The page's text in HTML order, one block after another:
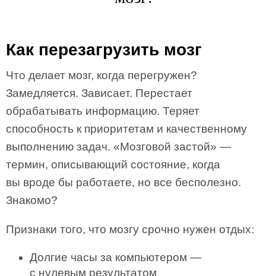
Как перезагрузить мозг
Что делает мозг, когда перегружен?
Замедляется. Зависает. Перестает
обрабатывать информацию. Теряет
способность к приоритетам и качественному
выполнению задач. «Мозговой застой» —
термин, описывающий состояние, когда
вы вроде бы работаете, но все бесполезно.
Знакомо?
Признаки того, что мозгу срочно нужен отдых:
Долгие часы за компьютером —
с нулевым результатом